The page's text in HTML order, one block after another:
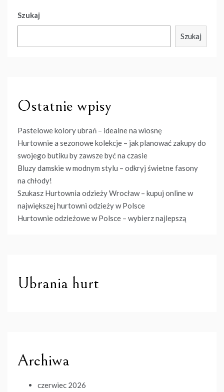
Szukaj
Szukaj
Ostatnie wpisy
Pastelowe kolory ubrań – idealne na wiosnę
Hurtownie a sezonowe kolekcje – jak planować zakupy do
swojego butiku by zawsze być na czasie
Bluzy damskie w modnym stylu – odkryj świetne fasony
na chłody!
Szukasz Hurtownia odzieży Wrocław – kupuj online w
największej hurtowni odzieży w Polsce
Hurtownie odzieżowe w Polsce – wybierz najlepszą
Ubrania hurt
Archiwa
czerwiec 2026